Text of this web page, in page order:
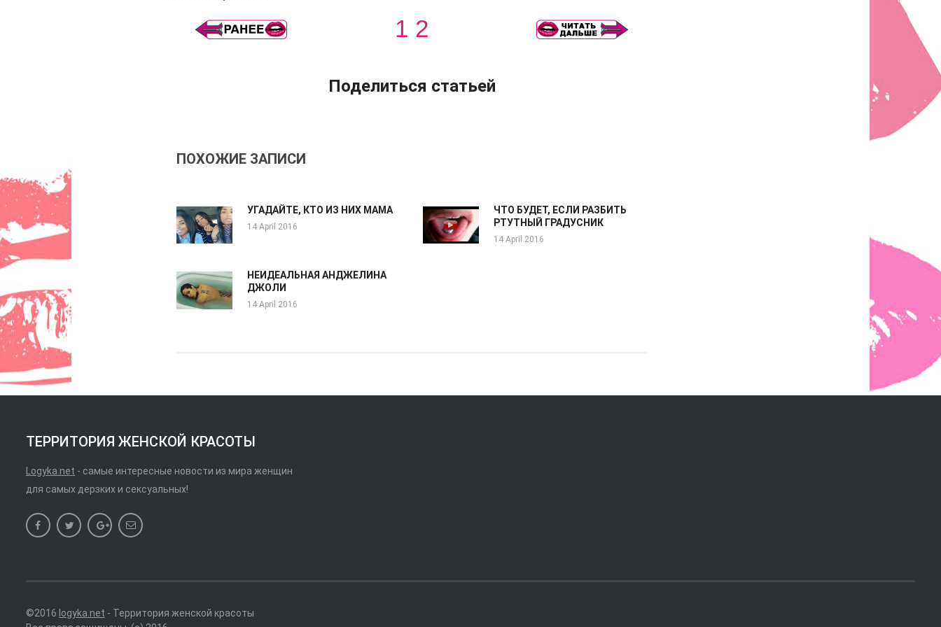
1 2
Поделиться статьей
ПОХОЖИЕ ЗАПИСИ
УГАДАЙТЕ, КТО ИЗ НИХ МАМА
14 April 2016
ЧТО БУДЕТ, ЕСЛИ РАЗБИТЬ
РТУТНЫЙ ГРАДУСНИК
14 April 2016
НЕИДЕАЛЬНАЯ АНДЖЕЛИНА
ДЖОЛИ
14 April 2016
ТЕРРИТОРИЯ ЖЕНСКОЙ КРАСОТЫ
Logyka.net - самые интересные новости из мира женщин
для самых дерзких и сексуальных!
©2016 logyka.net - Территория женской красоты